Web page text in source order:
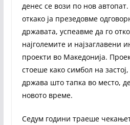
денес се вози по нов
откако ја презедовме
државата, успеавме да го
најголемите и најзаглавени
проекти во Македонија.
стоеше како симбол на
држава што тапка во место,
новото време.
Седум години траеше